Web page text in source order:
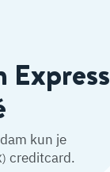
Express
kun je
creditcard.